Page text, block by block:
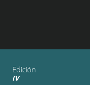
Edición
IV